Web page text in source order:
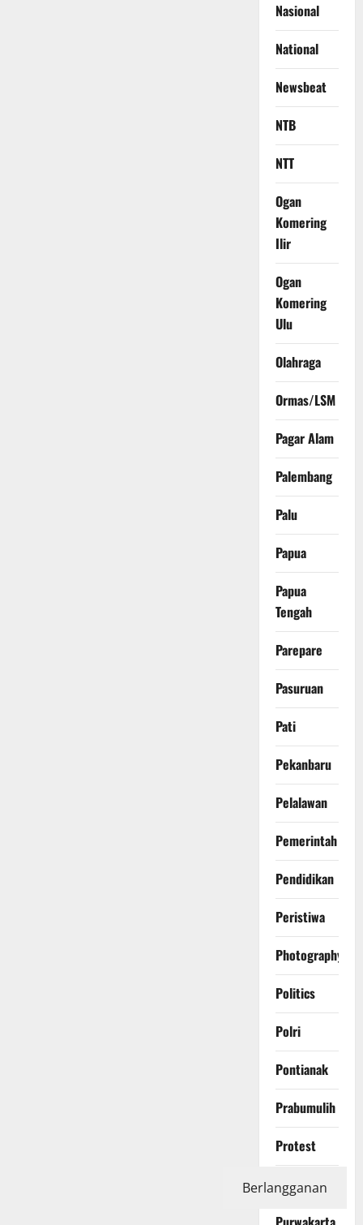
Nasional
National
Newsbeat
NTB
NTT
Ogan
Komering
Ilir
Ogan
Komering
Ulu
Olahraga
Ormas/LSM
Pagar Alam
Palembang
Palu
Papua
Papua
Tengah
Parepare
Pasuruan
Pati
Pekanbaru
Pelalawan
Pemerintah
Pendidikan
Peristiwa
Photography
Politics
Polri
Pontianak
Prabumulih
Protest
Purbalingga
Berlangganan